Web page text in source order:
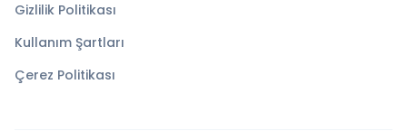
Gizlilik Politikası
Kullanım Şartları
Çerez Politikası